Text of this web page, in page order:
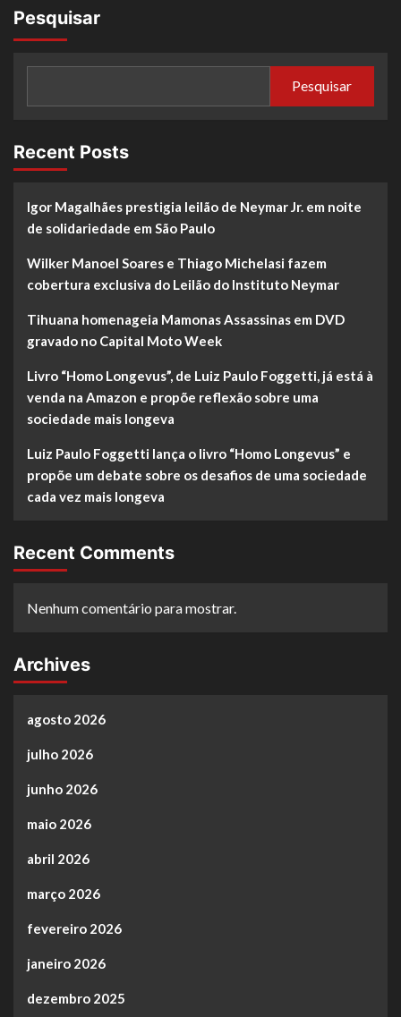
Pesquisar
Pesquisar
Recent Posts
Igor Magalhães prestigia leilão de Neymar Jr. em noite
de solidariedade em São Paulo
Wilker Manoel Soares e Thiago Michelasi fazem
cobertura exclusiva do Leilão do Instituto Neymar
Tihuana homenageia Mamonas Assassinas em DVD
gravado no Capital Moto Week
Livro “Homo Longevus”, de Luiz Paulo Foggetti, já está à
venda na Amazon e propõe reflexão sobre uma
sociedade mais longeva
Luiz Paulo Foggetti lança o livro “Homo Longevus” e
propõe um debate sobre os desafios de uma sociedade
cada vez mais longeva
Recent Comments
Nenhum comentário para mostrar.
Archives
agosto 2026
julho 2026
junho 2026
maio 2026
abril 2026
março 2026
fevereiro 2026
janeiro 2026
dezembro 2025